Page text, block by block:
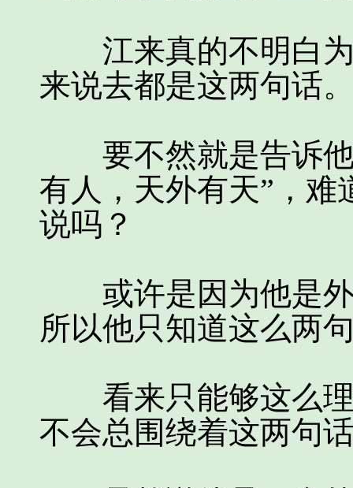
江来真的不明白为
来说去都是这两句话
要不然就是告诉他
有人，天外有天”，
说吗？
或许是因为他是外
所以他只知道这么两
看来只能够这么理
不会总围绕着这两句